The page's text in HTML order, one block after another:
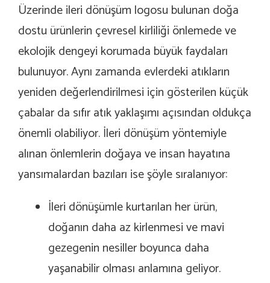
Üzerinde ileri dönüşüm logosu bulunan doğa
dostu ürünlerin çevresel kirliliği önlemede ve
ekolojik dengeyi korumada büyük faydaları
bulunuyor. Aynı zamanda evlerdeki atıkların
yeniden değerlendirilmesi için gösterilen küçük
çabalar da sıfır atık yaklaşımı açısından oldukça
önemli olabiliyor. İleri dönüşüm yöntemiyle
alınan önlemlerin doğaya ve insan hayatına
yansımalardan bazıları ise şöyle sıralanıyor:
İleri dönüşümle kurtarılan her ürün,
doğanın daha az kirlenmesi ve mavi
gezegenin nesiller boyunca daha
yaşanabilir olması anlamına geliyor.